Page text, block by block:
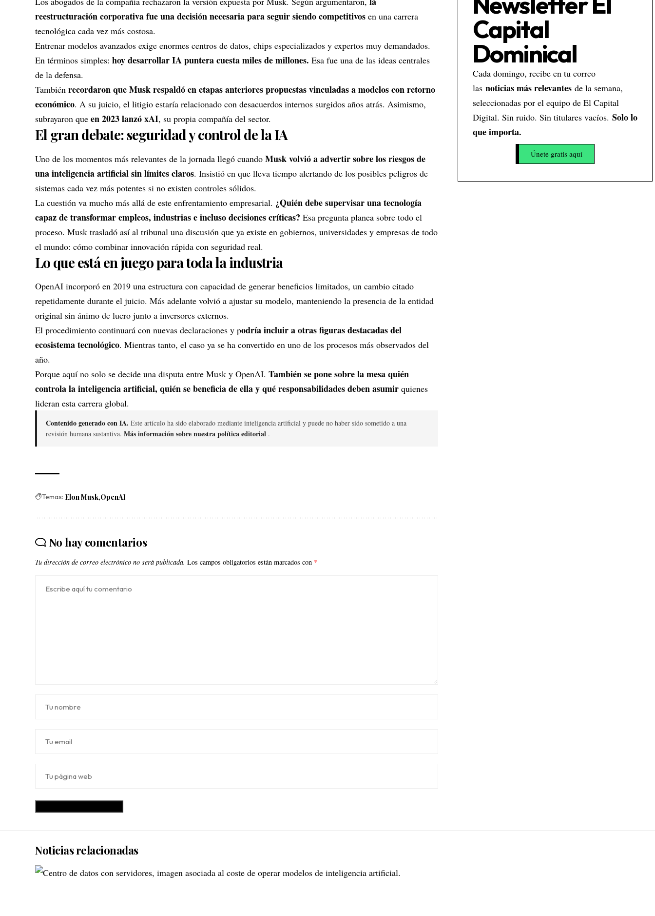
reestructuración corporativa fue una decisión necesaria para seguir siendo competitivos en una carrera
tecnológica cada vez más costosa.
Entrenar modelos avanzados exige enormes centros de datos, chips especializados y expertos muy demandados.
En términos simples: hoy desarrollar IA puntera cuesta miles de millones. Esa fue una de las ideas centrales
de la defensa.
También recordaron que Musk respaldó en etapas anteriores propuestas vinculadas a modelos con retorno
económico. A su juicio, el litigio estaría relacionado con desacuerdos internos surgidos años atrás. Asimismo,
subrayaron que en 2023 lanzó xAI, su propia compañía del sector.
El gran debate: seguridad y control de la IA
Uno de los momentos más relevantes de la jornada llegó cuando Musk volvió a advertir sobre los riesgos de
una inteligencia artificial sin límites claros. Insistió en que lleva tiempo alertando de los posibles peligros de
sistemas cada vez más potentes si no existen controles sólidos.
La cuestión va mucho más allá de este enfrentamiento empresarial. ¿Quién debe supervisar una tecnología
capaz de transformar empleos, industrias e incluso decisiones críticas? Esa pregunta planea sobre todo el
proceso. Musk trasladó así al tribunal una discusión que ya existe en gobiernos, universidades y empresas de todo
el mundo: cómo combinar innovación rápida con seguridad real.
Lo que está en juego para toda la industria
OpenAI incorporó en 2019 una estructura con capacidad de generar beneficios limitados, un cambio citado
repetidamente durante el juicio. Más adelante volvió a ajustar su modelo, manteniendo la presencia de la entidad
original sin ánimo de lucro junto a inversores externos.
El procedimiento continuará con nuevas declaraciones y podría incluir a otras figuras destacadas del
ecosistema tecnológico. Mientras tanto, el caso ya se ha convertido en uno de los procesos más observados del
año.
Porque aquí no solo se decide una disputa entre Musk y OpenAI. También se pone sobre la mesa quién
controla la inteligencia artificial, quién se beneficia de ella y qué responsabilidades deben asumir quienes
lideran esta carrera global.
Contenido generado con IA. Este artículo ha sido elaborado mediante inteligencia artificial y puede no haber sido sometido a una
revisión humana sustantiva. Más información sobre nuestra política editorial .
Temas: Elon Musk OpenAI
No hay comentarios
Tu dirección de correo electrónico no será publicada. Los campos obligatorios están marcados con *
Capital
Dominical
Cada domingo, recibe en tu correo
lasnoticias más relevantesde la semana,
seleccionadas por el equipo de El Capital
Digital. Sin ruido. Sin titulares vacíos. Solo lo
que importa.
Únete gratis aquí
Noticias relacionadas